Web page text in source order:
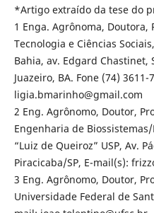
*Artigo extraído da tese do
1 Enga. Agrônoma, Doutora,
Tecnologia e Ciências
Bahia, av. Edgard Chastinet,
Juazeiro, BA. Fone (74) 3611-
ligia.bmarinho@gmail.com
2 Eng. Agrônomo, Doutor,
Engenharia de
“Luiz de Queiroz” USP, Av.
Piracicaba/SP, E-mail(s):
3 Eng. Agrônomo, Doutor,
Universidade Federal de